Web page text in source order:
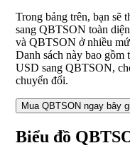
Trong bảng trên, bạn sẽ
sang QBTSON toàn
và QBTSON ở nhiều
Danh sách này bao
USD sang QBTSON,
chuyển đổi.
Mua QBTSON ngay bây
Biểu đồ